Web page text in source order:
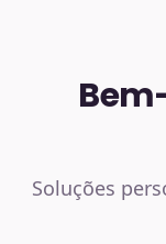
Soluções